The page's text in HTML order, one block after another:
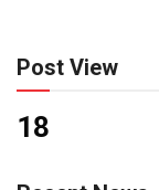
Post View
18